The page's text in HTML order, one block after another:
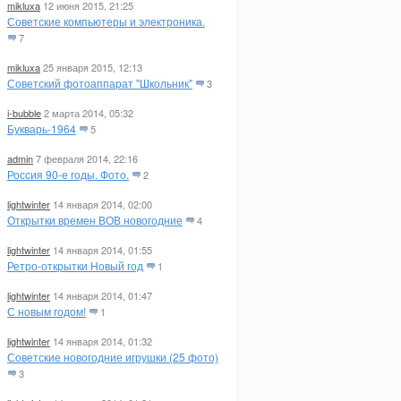
mikluxa 12 июня 2015, 21:25
Советские компьютеры и электроника.
7
mikluxa25 января 2015, 12:13
Советский фотоаппарат "Школьник" 3
i-bubble2 марта 2014, 05:32
Букварь-1964 5
admin7 февраля 2014, 22:16
Россия 90-е годы. Фото. 2
lightwinter 14 января 2014, 02:00
Открытки времен ВОВ новогодние 4
lightwinter 14 января 2014, 01:55
Ретро-открытки Новый год 1
lightwinter 14 января 2014, 01:47
С новым годом! 1
lightwinter 14 января 2014, 01:32
Советские новогодние игрушки (25 фото)
3